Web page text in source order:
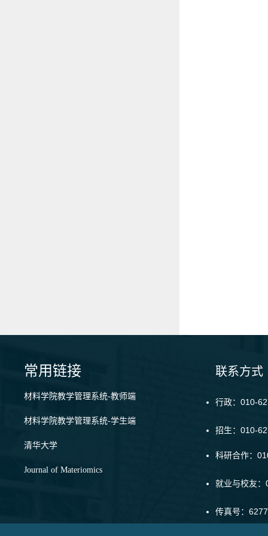
常用链接
材料学院教学管理系统-教师端
材料学院教学管理系统-学生端
清华大学
Journal of Materiomics
联系方式
行政：010-
招生：010-
科研合作：
就业与校友
传真号：